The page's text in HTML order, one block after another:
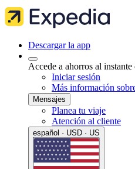
Descargar la app
Accede a ahorros al
Iniciar sesión
Más información
Mensajes
Planea tu viaje
Atención al cliente
español · USD · US